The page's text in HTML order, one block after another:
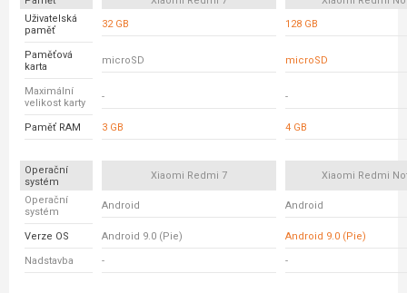
Uživatelská
paměť
32 GB 128 GB
Paměťová
karta
microSD microSD
Maximální
velikost karty
- -
Paměť RAM 3 GB 4 GB
Operační
systém
Xiaomi Redmi 7 Xiaomi Redmi
Operační
systém
Android Android
Verze OS Android 9.0 (Pie) Android 9.0 (Pie)
Nadstavba - -